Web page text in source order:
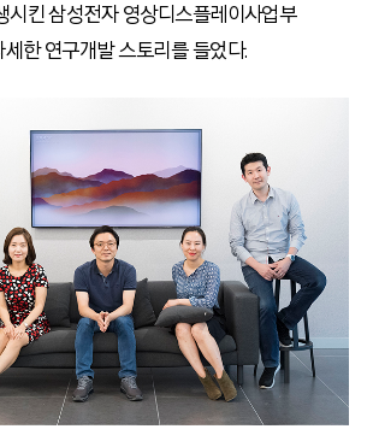
시킨 삼성전자 영상디스플레이사업부
한 연구개발 스토리를 들었다.